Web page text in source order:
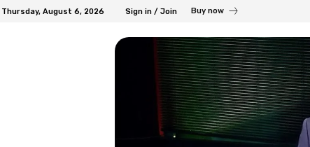
Thursday, August 6, 2026 Sign in / Join Buy now